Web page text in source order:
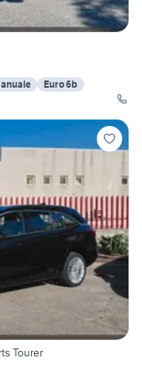
Euro 6b
Tourer